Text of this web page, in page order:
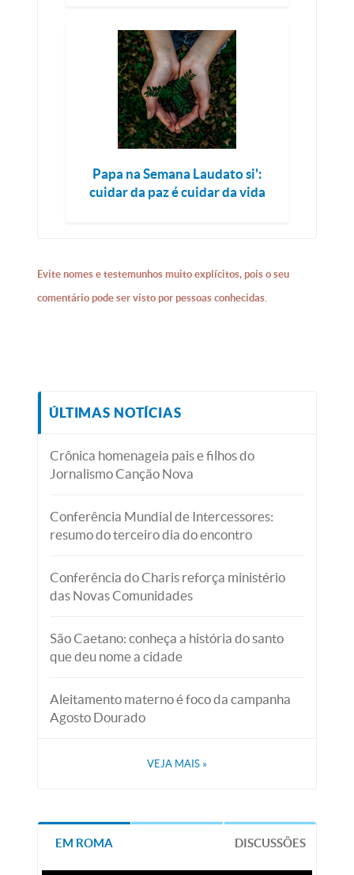
Papa na Semana Laudato si':
cuidar da paz é cuidar da vida
Evite nomes e testemunhos muito explícitos, pois o seu
comentário pode ser visto por pessoas conhecidas.
ÚLTIMAS NOTÍCIAS
Crônica homenageia pais e filhos do
Jornalismo Canção Nova
Conferência Mundial de Intercessores:
resumo do terceiro dia do encontro
Conferência do Charis reforça ministério
das Novas Comunidades
São Caetano: conheça a história do santo
que deu nome a cidade
Aleitamento materno é foco da campanha
Agosto Dourado
VEJA MAIS »
EM ROMA DISCUSSÕES